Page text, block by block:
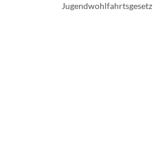
Jugendwohlfahrtsgesetz